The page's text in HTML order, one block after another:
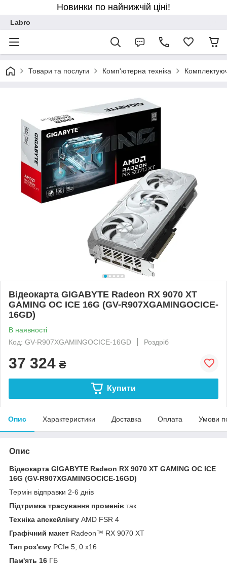
Новинки по найнижчій ціні!
Labro
Товари та послуги Комп'ютерна техніка
Відеокарта GIGABYTE Radeon RX 9070 XT
GAMING OC ICE 16G (GV-R907XGAMINGOCICE-
16GD)
В наявності
Код: GV-R907XGAMINGOCICE-16GD
Роздріб
37 324 ₴
Купити
Опис Характеристики Доставка Оплата Умови
Опис
Відеокарта GIGABYTE Radeon RX 9070 XT GAMING OC ICE
16G (GV-R907XGAMINGOCICE-16GD)
Термін відправки 2-6 днів
Підтримка трасування променів так
Техніка апскейлінгу AMD FSR 4
Графічний макет Radeon™ RX 9070 XT
Тип роз'єму PCIe 5, 0 x16
Пам'ять 16 ГБ